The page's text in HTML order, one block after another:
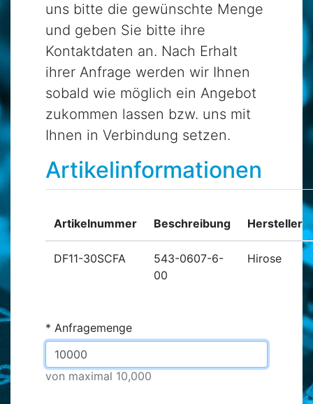
uns bitte die gewünschte Menge
und geben Sie bitte ihre
Kontaktdaten an. Nach Erhalt
ihrer Anfrage werden wir Ihnen
sobald wie möglich ein Angebot
zukommen lassen bzw. uns mit
Ihnen in Verbindung setzen.
Artikelinformationen
Artikelnummer Beschreibung Hersteller
DF11-30SCFA
543-0607-6-
00
Hirose
Anfragemenge
von maximal 10,000